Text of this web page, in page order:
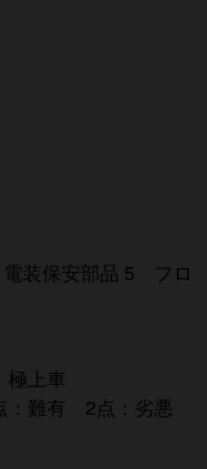
装保安部品 5 フロ
上車
難有 2点：劣悪